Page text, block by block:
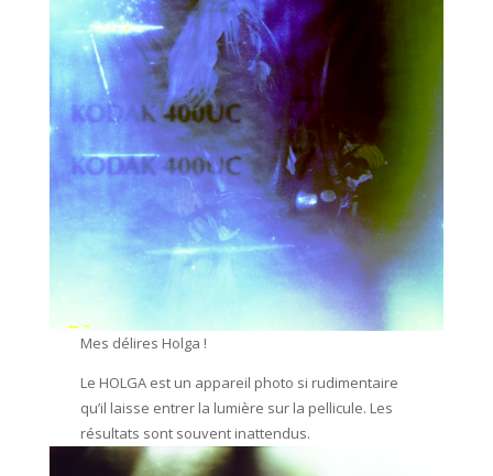
Mes délires Holga !
Le HOLGA est un appareil photo si rudimentaire
qu’il laisse entrer la lumière sur la pellicule. Les
résultats sont souvent inattendus.